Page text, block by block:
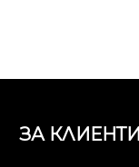
ЗА КЛИЕНТИ